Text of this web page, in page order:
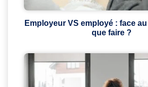
Employeur VS employé : face
que faire ?